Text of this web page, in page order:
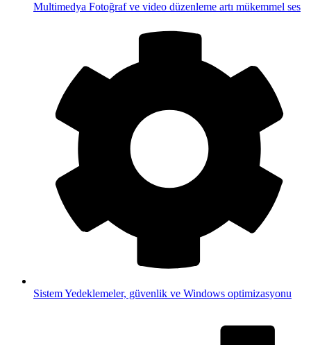
Multimedya Fotoğraf ve video düzenleme artı mükemmel ses
SistemYedeklemeler, güvenlik ve Windows optimizasyonu